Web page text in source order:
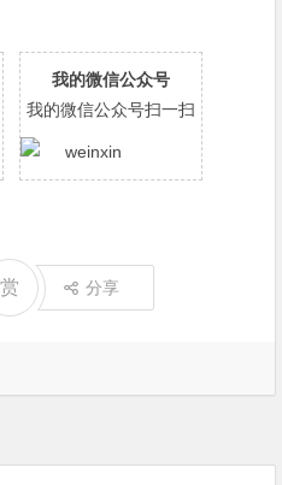
我的微信公众号
我的微信公众号扫一扫
赏 分享